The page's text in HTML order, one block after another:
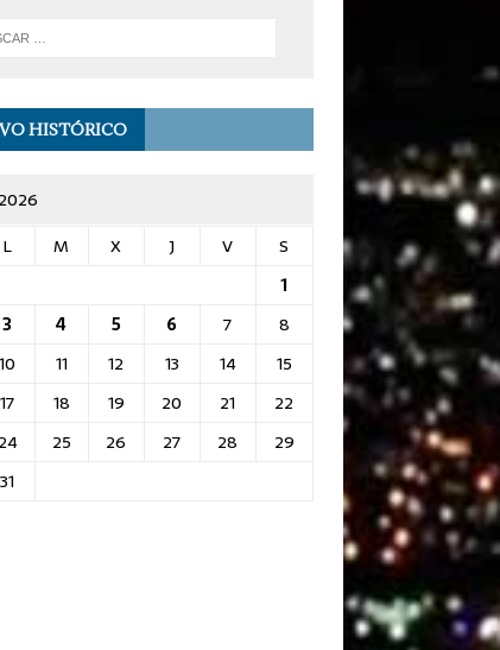
HISTÓRICO
L M X J V
S
1
3 4 5 6 7
8
10 11 12 13 14
15
17 18 19 20 21
22
24 25 26 27 28
29
31